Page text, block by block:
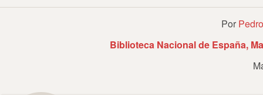
Por
Biblioteca Nacional de España,